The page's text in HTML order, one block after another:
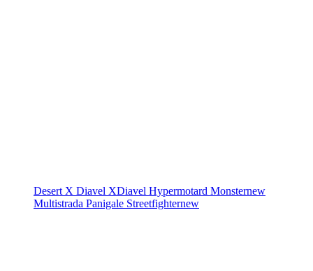
Desert X Diavel XDiavel Hypermotard Monsternew
Multistrada Panigale Streetfighternew